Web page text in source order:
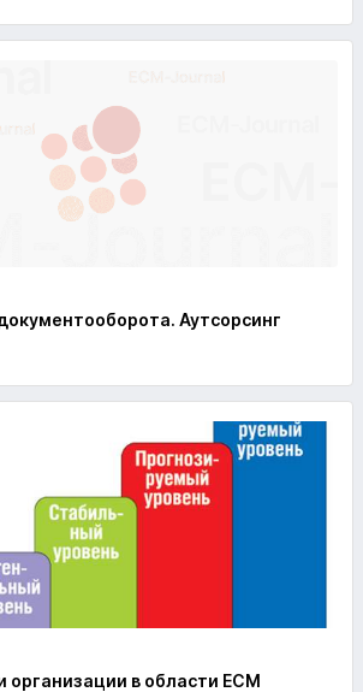
Аутсорсинг
в области ECM